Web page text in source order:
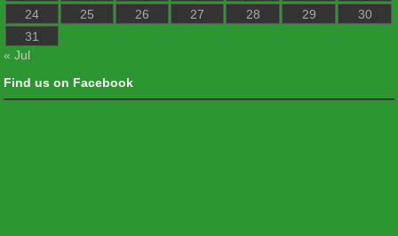
24
25 26 27 28 29
30
31
« Jul
Find us on Facebook